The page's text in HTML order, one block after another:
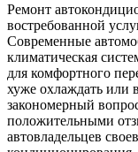
Ремонт
востребованной
Современные
климатическая
для комфортного
хуже охлаждать или
закономерный
положительными
автовладельцев